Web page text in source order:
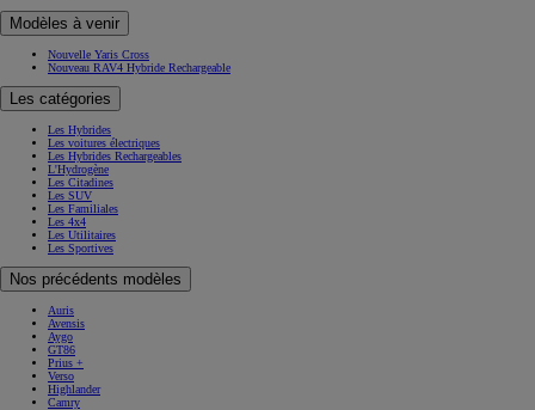
Modèles à venir
Nouvelle Yaris Cross
Nouveau RAV4 Hybride Rechargeable
Les catégories
Les Hybrides
Les voitures électriques
Les Hybrides Rechargeables
L'Hydrogène
Les Citadines
Les SUV
Les Familiales
Les 4x4
Les Utilitaires
Les Sportives
Nos précédents modèles
Auris
Avensis
Aygo
GT86
Prius +
Verso
Highlander
Camry